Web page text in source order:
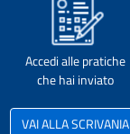
Accedi alle pratiche
che hai inviato
VAI ALLA SCRIVANIA